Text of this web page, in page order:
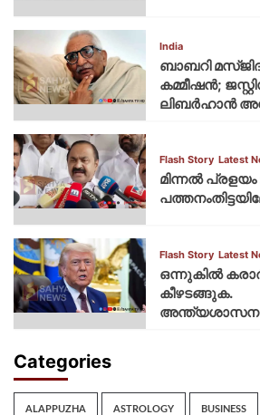
India
ബാബറി
കമ്മീഷന്‍;
ലിബര്‍ഹാന്‍
Flash Story Latest
മിന്നല്‍
Flash Story Latest
ഒന്നുകില്‍
കീഴടങ്ങുക.
Categories
ALAPPUZHA ASTROLOGY BUSINESS